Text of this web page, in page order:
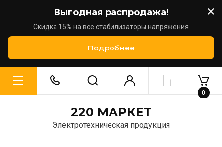
Выгодная распродажа!
Скидка 15% на все стабилизаторы напряжения
Подробнее
220 МАРКЕТ
Электротехническая продукция
0